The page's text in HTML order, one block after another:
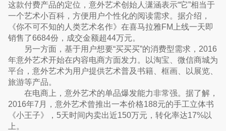
这款付费产品的定位，意外艺术创始人潇涵表示“它”相当于
一个艺术小百科，方便用户个性化的阅读需求。据介绍，
《你不可不知的人类艺术名作》在喜马拉雅FM上线一天即
销售了6684份，成交金额超44万元。
另一方面，基于用户想要“买买买”的消费型需求，2016
年意外艺术开始在内容电商方面发力。以淘宝、微信商城为
平台，意外艺术为用户提供艺术普及书籍、框画、以展览、
旅游等产品。
在电商上，意外艺术的单品爆发能力非常强。据了解，
2016年7月，意外艺术曾推出一本价格188元的手工立体书
《小王子》，5天时间内卖出近150万元，转化率达17%以
上。